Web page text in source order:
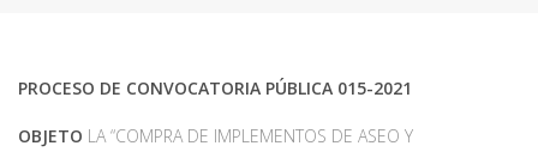
PROCESO DE CONVOCATORIA PÚBLICA 015-2021
OBJETO LA “COMPRA DE IMPLEMENTOS DE ASEO Y